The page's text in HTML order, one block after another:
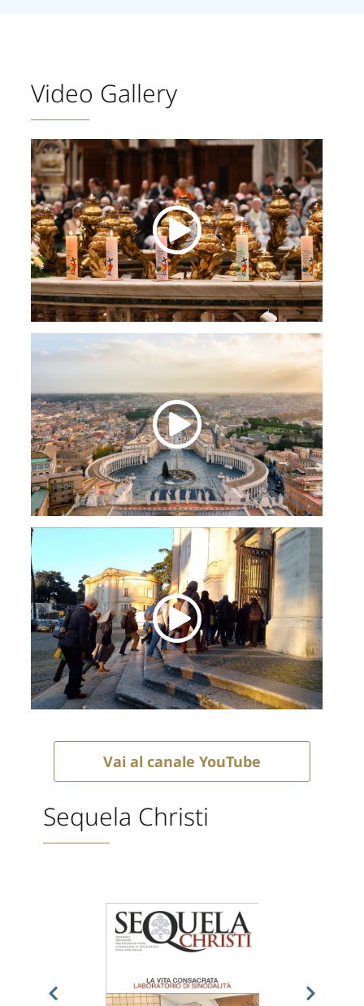
Video Gallery
Vai al canale YouTube
Sequela Christi